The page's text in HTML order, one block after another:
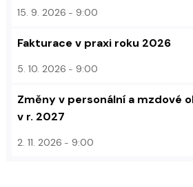
15. 9. 2026 9:00
Fakturace v praxi roku 2026
5. 10. 2026 9:00
Změny v personální a mzdové
v r. 2027
2. 11. 2026 9:00